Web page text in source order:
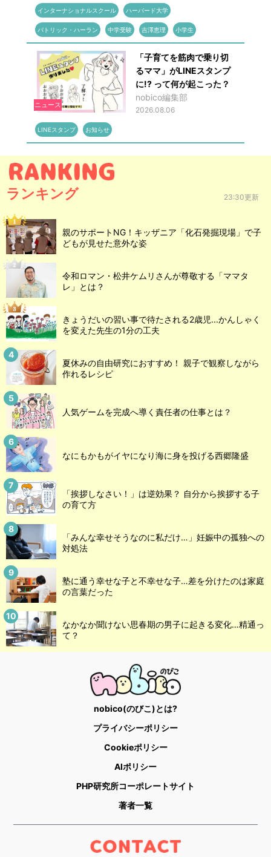
インターナショナルスクール ハーバード大学
パトリック・ハーラン 中学受験 吉澤恵理 小学生
ニュース
「子育てを筋肉で乗り切
るママ」がLINEスタンプ
に!? って何が起こった？
nobico編集部
2026.08.06
LINEスタンプ お知らせ
ランキング 23:30更新
親のサポートNG！キッザニア「化石発掘現場」で子
どもが見せた意外な姿
令和ロマン・松井ケムリさんが尊敬する「ママタ
レ」とは？
きょうだいの習い事で待たされる2歳児...かんしゃく
を変えた先生の1分の工夫
夏休みの自由研究におすすめ！ 親子で観察しながら
作れるレシピ
人気ゲームを完成へ導く責任者の仕事とは？
なにもかもがイヤになり海に身を投げる西郷隆盛
「挨拶しなさい！」は逆効果？ 自分から挨拶する子
の育て方
「みんな幸せそうなのに私だけ…」妊娠中の孤独への
対処法
塾に通う幸せな子と不幸せな子…差を分けたのは家庭
の言葉だった
なかなか聞けない思春期の男子に起きる変化…精通っ
て？
nobico(のびこ)とは?
プライバシーポリシー
Cookieポリシー
AIポリシー
PHP研究所コーポレートサイト
著者一覧